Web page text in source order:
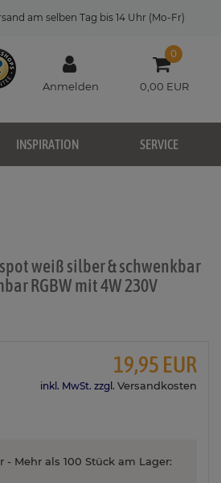
am selben Tag bis 14 Uhr (Mo-Fr)
Anmelden
0
0,00 EUR
SERVICE
INSPIRATION
weiß silber & schwenkbar
RGBW mit 4W 230V
19,95 EUR
inkl. MwSt. zzgl. Versandkosten
- Mehr als 100 Stück am Lager: